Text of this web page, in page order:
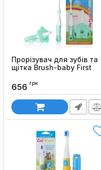
Прорізувач для зубів та
щітка Brush-baby First
0 до 3 років)
Код товару: 1200
656 грн